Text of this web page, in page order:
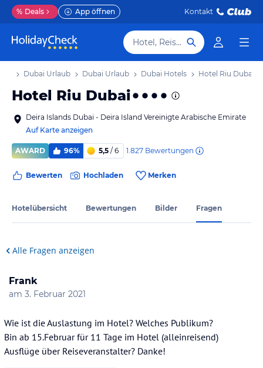
% Deals App öffnen Kontakt
Hotel, Reiseziel
Dubai Urlaub Dubai Urlaub Dubai Hotels Hotel Riu Dubai
Hotel Riu Dubai
Deira Islands Dubai - Deira Island Vereinigte Arabische Emirate
Auf Karte anzeigen
AWARD 96% 5,5 / 6 1.827 Bewertungen
Bewerten Hochladen Merken
Hotelübersicht Bewertungen Bilder Fragen
Alle Fragen anzeigen
Frank
am 3. Februar 2021
Wie ist die Auslastung im Hotel? Welches Publikum?
Bin ab 15.Februar für 11 Tage im Hotel (alleinreisend)
Ausflüge über Reiseveranstalter? Danke!